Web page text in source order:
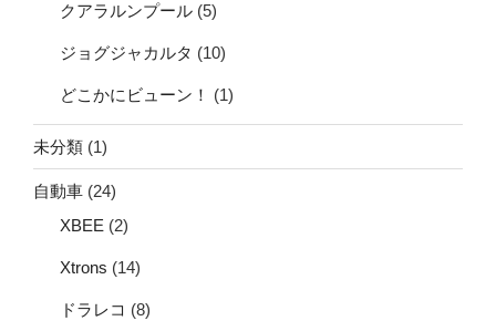
クアラルンプール (5)
ジョグジャカルタ (10)
どこかにビューン！ (1)
未分類 (1)
自動車 (24)
XBEE (2)
Xtrons (14)
ドラレコ (8)